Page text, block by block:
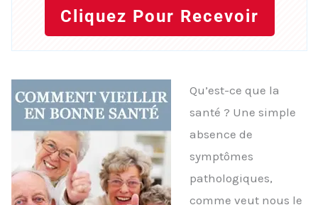
Cliquez Pour Recevoir
Qu’est-ce que la
santé ? Une simple
absence de
symptômes
pathologiques,
comme veut nous le